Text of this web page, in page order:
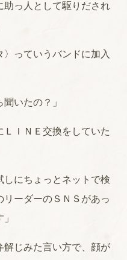
助っ人として駆りだされ
〉っていうバンドに加入
いたの？」
ＩＮＥ交換をしていた
しにちょっとネットで検
ーダーのＳＮＳがあっ
じみた言い方で、顔が